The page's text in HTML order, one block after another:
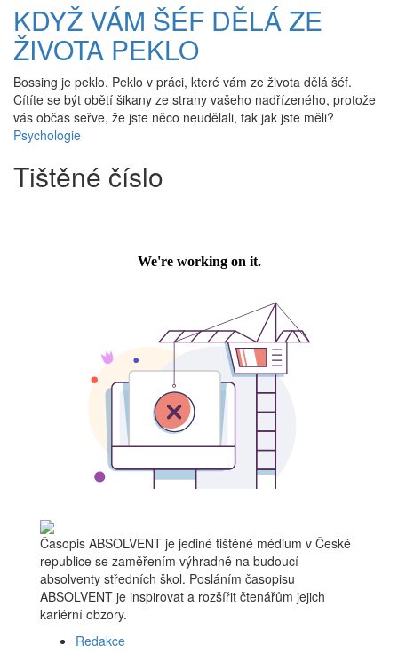
KDYŽ VÁM ŠÉF DĚLÁ ZE
ŽIVOTA PEKLO
Bossing je peklo. Peklo v práci, které vám ze života dělá šéf.
Cítíte se být obětí šikany ze strany vašeho nadřízeného, protože
vás občas seřve, že jste něco neudělali, tak jak jste měli?
Psychologie
Tištěné číslo
Časopis ABSOLVENT je jediné tištěné médium v České
republice se zaměřením výhradně na budoucí
absolventy středních škol. Posláním časopisu
ABSOLVENT je inspirovat a rozšířit čtenářům jejich
kariérní obzory.
Redakce